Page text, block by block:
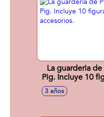
La guarderia
Pig. Incluye 10
3 años